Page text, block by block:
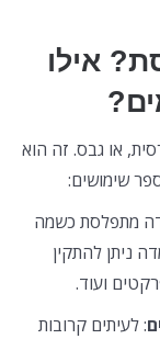
אילו
או גבס. זה הוא
שימושים:
מתפלסת כשמה
ניתן להתקין
ועוד.
: לעיתים קרובות